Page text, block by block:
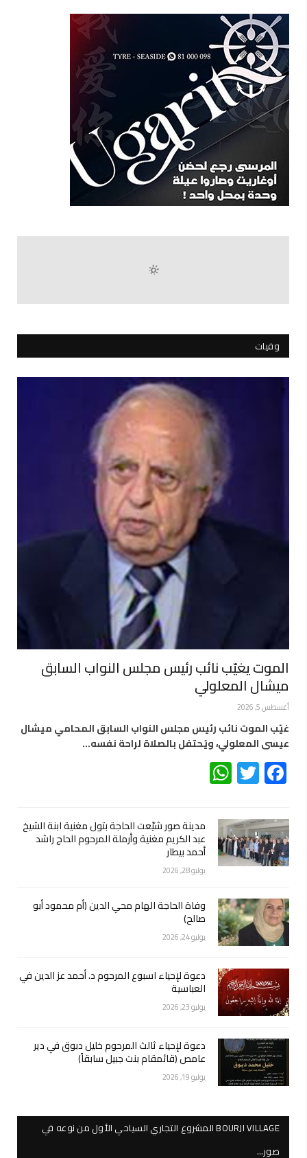
وفيات
الموت يغيّب نائب رئيس مجلس النواب السابق
ميشال المعلولي
أغسطس 5, 2026
غيّب الموت نائب رئيس مجلس النواب السابق المحامي ميشال
عيسى المعلولي، ويُحتفل بالصلاة لراحة نفسه…
Facebook
Twitter
مدينة صور شيّعت الحاجة بتول مغنية ابنة الشيخ
عبد الكريم مغنية وأرملة المرحوم الحاج راشد
أحمد بيطار
يوليو 28, 2026
وفاة الحاجة الهام محي الدين (أم محمود أبو
صالح)
يوليو 24, 2026
دعوة لإحياء اسبوع المرحوم د. أحمد عز الدين في
العباسية
يوليو 23, 2026
دعوة لإحياء ثالث المرحوم خليل دبوق في دير
عامص (قائمقام بنت جبيل سابقاً)
يوليو 19, 2026
BOURJI VILLAGE المشروع التجاري السياحي الأول من نوعه في
صور…